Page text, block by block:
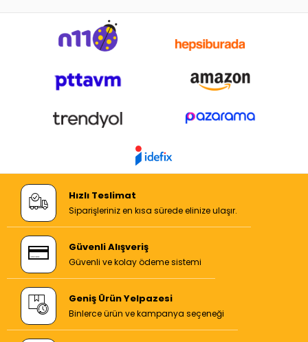
Hızlı Teslimat
Siparişleriniz en kısa sürede elinize ulaşır.
Güvenli Alışveriş
Güvenli ve kolay ödeme sistemi
Geniş Ürün Yelpazesi
Binlerce ürün ve kampanya seçeneği